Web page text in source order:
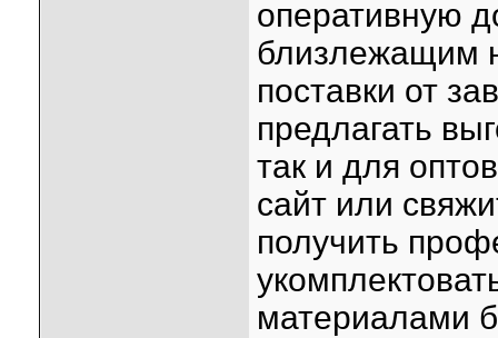
оперативную
близлежащим
поставки от
предлагать
так и для
сайт или
получить
материалами